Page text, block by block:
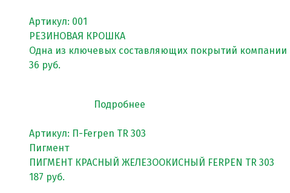
Спортивное оборудование
Резиновое покрытие
Резиновое покрытие ECO SPORT STANDART
Резиновое покрытие Eco Running System
Резиновое покрытие ECO SANDWICH
Артикул: 001
РЕЗИНОВАЯ КРОШКА
Одна из ключевых составляющих покрытий
36 руб.
Подробнее
Артикул: П-Ferpen TR 303
Пигмент
ПИГМЕНТ КРАСНЫЙ ЖЕЛЕЗООКИСНЫЙ FERPEN TR 303
187 руб.